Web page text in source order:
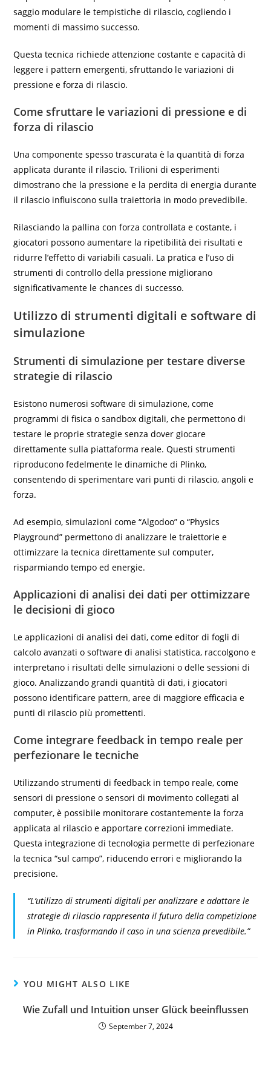
saggio modulare le tempistiche di rilascio, cogliendo i
momenti di massimo successo.
Questa tecnica richiede attenzione costante e capacità di
leggere i pattern emergenti, sfruttando le variazioni di
pressione e forza di rilascio.
Come sfruttare le variazioni di pressione e di
forza di rilascio
Una componente spesso trascurata è la quantità di forza
applicata durante il rilascio. Trilioni di esperimenti
dimostrano che la pressione e la perdita di energia durante
il rilascio influiscono sulla traiettoria in modo prevedibile.
Rilasciando la pallina con forza controllata e costante, i
giocatori possono aumentare la ripetibilità dei risultati e
ridurre l’effetto di variabili casuali. La pratica e l’uso di
strumenti di controllo della pressione migliorano
significativamente le chances di successo.
Utilizzo di strumenti digitali e software di
simulazione
Strumenti di simulazione per testare diverse
strategie di rilascio
Esistono numerosi software di simulazione, come
programmi di fisica o sandbox digitali, che permettono di
testare le proprie strategie senza dover giocare
direttamente sulla piattaforma reale. Questi strumenti
riproducono fedelmente le dinamiche di Plinko,
consentendo di sperimentare vari punti di rilascio, angoli e
forza.
Ad esempio, simulazioni come “Algodoo” o “Physics
Playground” permettono di analizzare le traiettorie e
ottimizzare la tecnica direttamente sul computer,
risparmiando tempo ed energie.
Applicazioni di analisi dei dati per ottimizzare
le decisioni di gioco
Le applicazioni di analisi dei dati, come editor di fogli di
calcolo avanzati o software di analisi statistica, raccolgono e
interpretano i risultati delle simulazioni o delle sessioni di
gioco. Analizzando grandi quantità di dati, i giocatori
possono identificare pattern, aree di maggiore efficacia e
punti di rilascio più promettenti.
Come integrare feedback in tempo reale per
perfezionare le tecniche
Utilizzando strumenti di feedback in tempo reale, come
sensori di pressione o sensori di movimento collegati al
computer, è possibile monitorare costantemente la forza
applicata al rilascio e apportare correzioni immediate.
Questa integrazione di tecnologia permette di perfezionare
la tecnica “sul campo”, riducendo errori e migliorando la
precisione.
“L’utilizzo di strumenti digitali per analizzare e adattare le
strategie di rilascio rappresenta il futuro della competizione
in Plinko, trasformando il caso in una scienza prevedibile.”
YOU MIGHT ALSO LIKE
Wie Zufall und Intuition unser Glück beeinflussen
September 7, 2024